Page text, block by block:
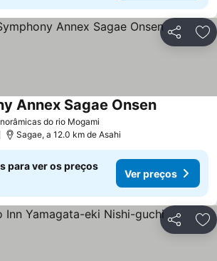
Partilhar
do rio Mogami
Annex Sagae Onsen
Sagae, a 12.0 km de Asahi
para ver os preços
Ver preços
Partilhar